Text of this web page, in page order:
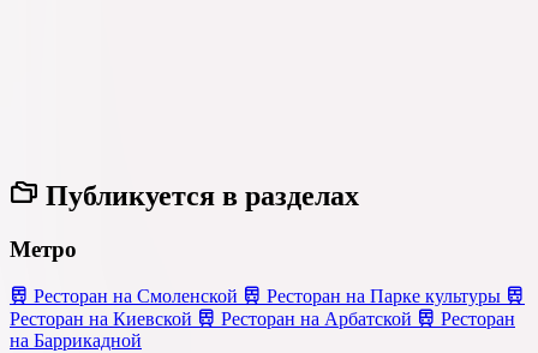
Публикуется в разделах
Метро
Ресторан на Смоленской
Ресторан на Парке культуры
Ресторан на Киевской
Ресторан на Арбатской
Ресторан
на Баррикадной